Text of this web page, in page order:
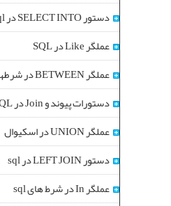
دستور SELECT INTO در sql
عملگر Like در SQL
عملگر BETWEEN در شرطهای sql
دستورات پیوند و Join در SQL
عملگر UNION در اسکیوال
دستور LEFT JOIN در sql
عملگر In در شرط های sql